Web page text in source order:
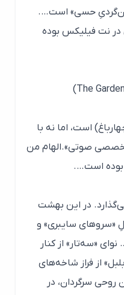
حسی» است….
فیلیکس بوده
است، اما نه با
صوتی».الهام من
است….
در این بهشت
سایبری» و
«سه‌تار» از کنار
از فراز شاخه‌های
سرگردان، در